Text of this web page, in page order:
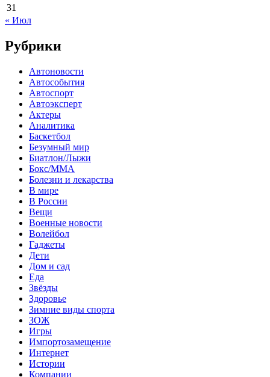
31
« Июл
Рубрики
Автоновости
Автособытия
Автоспорт
Автоэксперт
Актеры
Аналитика
Баскетбол
Безумный мир
Биатлон/Лыжи
Бокс/MMA
Болезни и лекарства
В мире
В России
Вещи
Военные новости
Волейбол
Гаджеты
Дети
Дом и сад
Еда
Звёзды
Здоровье
Зимние виды спорта
ЗОЖ
Игры
Импортозамещение
Интернет
Истории
Компании